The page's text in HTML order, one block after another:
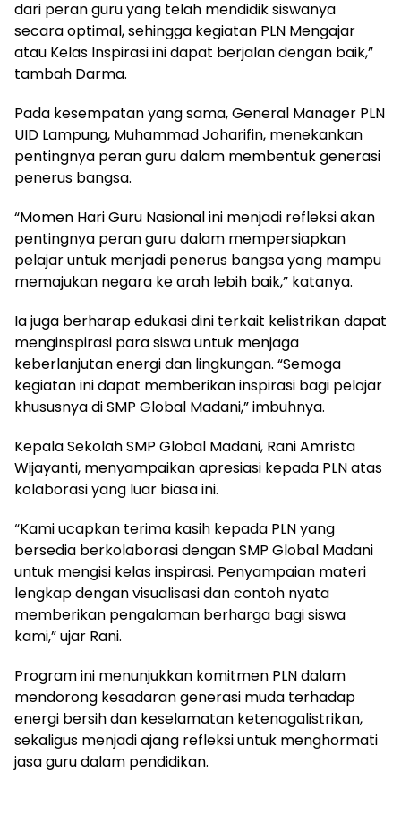
dari peran guru yang telah mendidik siswanya
secara optimal, sehingga kegiatan PLN Mengajar
atau Kelas Inspirasi ini dapat berjalan dengan baik,”
tambah Darma.
Pada kesempatan yang sama, General Manager PLN
UID Lampung, Muhammad Joharifin, menekankan
pentingnya peran guru dalam membentuk generasi
penerus bangsa.
“Momen Hari Guru Nasional ini menjadi refleksi akan
pentingnya peran guru dalam mempersiapkan
pelajar untuk menjadi penerus bangsa yang mampu
memajukan negara ke arah lebih baik,” katanya.
Ia juga berharap edukasi dini terkait kelistrikan dapat
menginspirasi para siswa untuk menjaga
keberlanjutan energi dan lingkungan. “Semoga
kegiatan ini dapat memberikan inspirasi bagi pelajar
khususnya di SMP Global Madani,” imbuhnya.
Kepala Sekolah SMP Global Madani, Rani Amrista
Wijayanti, menyampaikan apresiasi kepada PLN atas
kolaborasi yang luar biasa ini.
“Kami ucapkan terima kasih kepada PLN yang
bersedia berkolaborasi dengan SMP Global Madani
untuk mengisi kelas inspirasi. Penyampaian materi
lengkap dengan visualisasi dan contoh nyata
memberikan pengalaman berharga bagi siswa
kami,” ujar Rani.
Program ini menunjukkan komitmen PLN dalam
mendorong kesadaran generasi muda terhadap
energi bersih dan keselamatan ketenagalistrikan,
sekaligus menjadi ajang refleksi untuk menghormati
jasa guru dalam pendidikan.